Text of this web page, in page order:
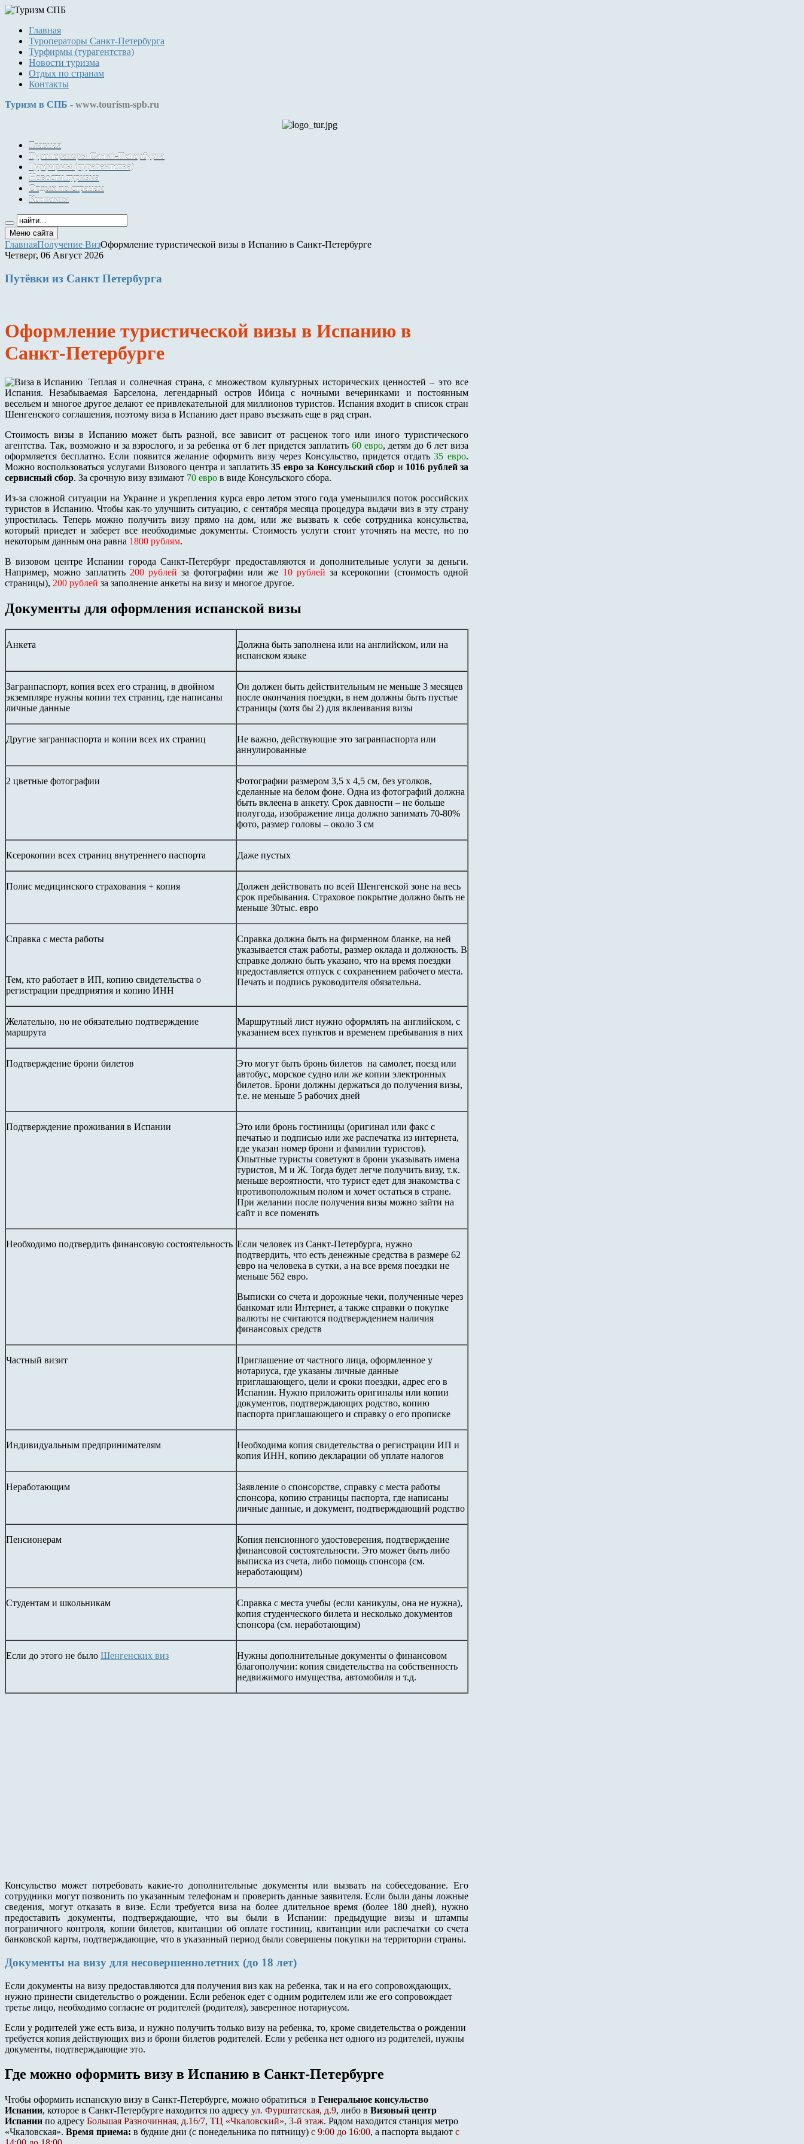
Главная
Туроператоры Санкт-Петербурга
Турфирмы (турагентства)
Новости туризма
Отдых по странам
Контакты
Туризм в СПБ - www.tourism-spb.ru
Главная
Туроператоры Санкт-Петербурга
Турфирмы (турагентства)
Новости туризма
Отдых по странам
Контакты
Меню сайта
ГлавнаяПолучение ВизОформление туристической визы в Испанию в Санкт-Петербурге
Четверг, 06 Август 2026
Путёвки из Санкт Петербурга
Оформление туристической визы в Испанию в
Санкт-Петербурге
Теплая и солнечная страна, с множеством культурных исторических ценностей – это все
Испания. Незабываемая Барселона, легендарный остров Ибица с ночными вечеринками и постоянным
весельем и многое другое делают ее привлекательной для миллионов туристов. Испания входит в список стран
Шенгенского соглашения, поэтому виза в Испанию дает право въезжать еще в ряд стран.
Стоимость визы в Испанию может быть разной, все зависит от расценок того или иного туристического
агентства. Так, возможно и за взрослого, и за ребенка от 6 лет придется заплатить 60 евро, детям до 6 лет виза
оформляется бесплатно. Если появится желание оформить визу через Консульство, придется отдать35 евро.
Можно воспользоваться услугами Визового центра и заплатить35 евро за Консульский сбор и 1016 рублей за
сервисный сбор. За срочную визу взимают 70 евро в виде Консульского сбора.
Из-за сложной ситуации на Украине и укрепления курса евро летом этого года уменьшился поток российских
туристов в Испанию. Чтобы как-то улучшить ситуацию, с сентября месяца процедура выдачи виз в эту страну
упростилась. Теперь можно получить визу прямо на дом, или же вызвать к себе сотрудника консульства,
который приедет и заберет все необходимые документы. Стоимость услуги стоит уточнять на месте, но по
некоторым данным она равна 1800 рублям.
В визовом центре Испании города Санкт-Петербург предоставляются и дополнительные услуги за деньги.
Например, можно заплатить 200 рублей за фотографии или же 10 рублей за ксерокопии (стоимость одной
страницы), 200 рублей за заполнение анкеты на визу и многое другое.
Документы для оформления испанской визы
Анкета
Должна быть заполнена или на английском, или на
испанском языке
Загранпаспорт, копия всех его страниц, в двойном
экземпляре нужны копии тех страниц, где написаны
личные данные
Он должен быть действительным не меньше 3 месяцев
после окончания поездки, в нем должны быть пустые
страницы (хотя бы 2) для вклеивания визы
Другие загранпаспорта и копии всех их страниц
Не важно, действующие это загранпаспорта или
аннулированные
2 цветные фотографии
Фотографии размером 3,5 х 4,5 см, без уголков,
сделанные на белом фоне. Одна из фотографий должна
быть вклеена в анкету. Срок давности – не больше
полугода, изображение лица должно занимать 70-80%
фото, размер головы – около 3 см
Ксерокопии всех страниц внутреннего паспорта Даже пустых
Полис медицинского страхования + копия
Должен действовать по всей Шенгенской зоне на весь
срок пребывания. Страховое покрытие должно быть не
меньше 30тыс. евро
Справка с места работы
Тем, кто работает в ИП, копию свидетельства о
регистрации предприятия и копию ИНН
Справка должна быть на фирменном бланке, на ней
указывается стаж работы, размер оклада и должность. В
справке должно быть указано, что на время поездки
предоставляется отпуск с сохранением рабочего места.
Печать и подпись руководителя обязательна.
Желательно, но не обязательно подтверждение
маршрута
Маршрутный лист нужно оформлять на английском, с
указанием всех пунктов и временем пребывания в них
Подтверждение брони билетов
Это могут быть бронь билетов на самолет, поезд или
автобус, морское судно или же копии электронных
билетов. Брони должны держаться до получения визы,
т.е. не меньше 5 рабочих дней
Подтверждение проживания в Испании
Это или бронь гостиницы (оригинал или факс с
печатью и подписью или же распечатка из интернета,
где указан номер брони и фамилии туристов).
Опытные туристы советуют в брони указывать имена
туристов, М и Ж. Тогда будет легче получить визу, т.к.
меньше вероятности, что турист едет для знакомства с
противоположным полом и хочет остаться в стране.
При желании после получения визы можно зайти на
сайт и все поменять
Необходимо подтвердить финансовую состоятельность Если человек из Санкт-Петербурга, нужно
подтвердить, что есть денежные средства в размере 62
евро на человека в сутки, а на все время поездки не
меньше 562 евро.
Выписки со счета и дорожные чеки, полученные через
банкомат или Интернет, а также справки о покупке
валюты не считаются подтверждением наличия
финансовых средств
Частный визит
Приглашение от частного лица, оформленное у
нотариуса, где указаны личные данные
приглашающего, цели и сроки поездки, адрес его в
Испании. Нужно приложить оригиналы или копии
документов, подтверждающих родство, копию
паспорта приглашающего и справку о его прописке
Индивидуальным предпринимателям
Необходима копия свидетельства о регистрации ИП и
копия ИНН, копию декларации об уплате налогов
Неработающим
Заявление о спонсорстве, справку с места работы
спонсора, копию страницы паспорта, где написаны
личные данные, и документ, подтверждающий родство
Пенсионерам
Копия пенсионного удостоверения, подтверждение
финансовой состоятельности. Это может быть либо
выписка из счета, либо помощь спонсора (см.
неработающим)
Студентам и школьникам
Справка с места учебы (если каникулы, она не нужна),
копия студенческого билета и несколько документов
спонсора (см. неработающим)
Если до этого не было Шенгенских виз
Нужны дополнительные документы о финансовом
благополучии: копия свидетельства на собственность
недвижимого имущества, автомобиля и т.д.
Консульство может потребовать какие-то дополнительные документы или вызвать на собеседование. Его
сотрудники могут позвонить по указанным телефонам и проверить данные заявителя. Если были даны ложные
сведения, могут отказать в визе. Если требуется виза на более длительное время (более 180 дней), нужно
предоставить документы, подтверждающие, что вы были в Испании: предыдущие визы и штампы
пограничного контроля, копии билетов, квитанции об оплате гостиниц, квитанции или распечатки со счета
банковской карты, подтверждающие, что в указанный период были совершены покупки на территории страны.
Документы на визу для несовершеннолетних (до 18 лет)
Если документы на визу предоставляются для получения виз как на ребенка, так и на его сопровождающих,
нужно принести свидетельство о рождении. Если ребенок едет с одним родителем или же его сопровождает
третье лицо, необходимо согласие от родителей (родителя), заверенное нотариусом.
Если у родителей уже есть виза, и нужно получить только визу на ребенка, то, кроме свидетельства о рождении
требуется копия действующих виз и брони билетов родителей. Если у ребенка нет одного из родителей, нужны
документы, подтверждающие это.
Где можно оформить визу в Испанию в Санкт-Петербурге
Чтобы оформить испанскую визу в Санкт-Петербурге, можно обратиться в Генеральное консульство
Испании, которое в Санкт-Петербурге находится по адресу ул. Фурштатская, д.9, либо в Визовый центр
Испании по адресу Большая Разночинная, д.16/7, ТЦ «Чкаловский», 3-й этаж. Рядом находится станция метро
«Чкаловская». Время приема: в будние дни (с понедельника по пятницу) с 9:00 до 16:00, а паспорта выдают с